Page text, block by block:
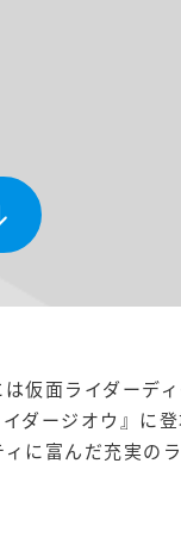
仮面ライダーディ
ダージオウ』に
に富んだ充実のラ